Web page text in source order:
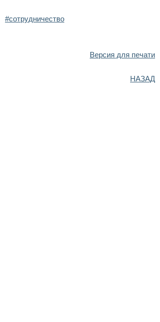
#сотрудничество
Версия для печати
НАЗАД